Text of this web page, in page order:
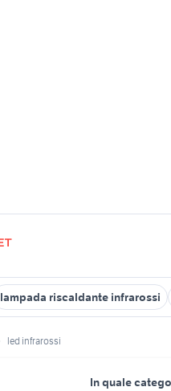
lampada riscaldante infrarossi
led infrarossi
In quale